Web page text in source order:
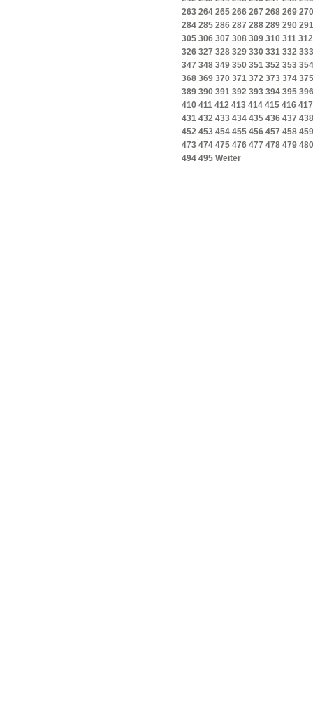
263 264 265 266 267 268 269 270
284 285 286 287 288 289 290 291
305 306 307 308 309 310 311 312
326 327 328 329 330 331 332 333
347 348 349 350 351 352 353 354
368 369 370 371 372 373 374 375
389 390 391 392 393 394 395 396
410 411 412 413 414 415 416 417
431 432 433 434 435 436 437 438
452 453 454 455 456 457 458 459
473 474 475 476 477 478 479 480
494 495 Weiter